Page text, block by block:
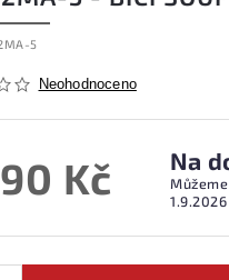
5
Neohodnoceno
Kč Na
1.9.2026